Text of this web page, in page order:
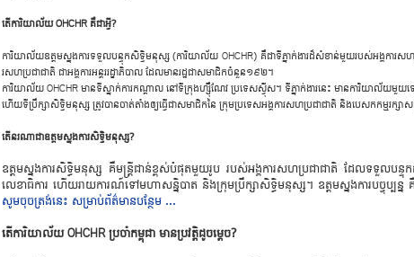
​តើ​ការិ​យាល័យ OHCHR ​គឺ​ជា​អ្វី?
ការិ​យាល័យឧត្តម​ស្នង​ការ​ទ​ទួល​បន្ទុក​សិទ្ធិ​ម​នុស្ស (​ការិ​យាល័យ OHCHR) ​គឺ​ជា​ទីភ្នាក់​ងារ​ដ៏​សំ​ខាន់​មួយ​របស់​អង្គ​កា​រស​ហប្
រស​ហប្រ​ជា​ជា​តិ ​ជា​អង្គ​ការ​អន្តរ​រដ្ឋាភិ​បាល ​ដែល​មា​នរដ្ឋ​ជា​សមាជិក​ចំ​នួន១៩២។
ការិ​យាល័យ OHCHR ​មាន​ទីស្នាក់​កា​រកណ្តាល ​នៅ​ទី​ក្រុងហ្ស៊ឺ​ណែវ ប្រ​ទេសស្វ៊ីស។ ​ទីភ្នាក់​ងារ​នេះ ​មាន​ការិ​យាល័យ​
ហើយ​ទីប្រឹក្សា​សិទ្ធិ​ម​នុស្ស ​ត្រូវ​បាន​ចាត់​តាំង​ឲ្យ​ធ្វើ​ជា​សមាជិក​នៃ ​ក្រុមប្រ​ទេស​អង្គ​កា​រស​ហប្រ​ជា​ជា​តិ ​និង​បេ​សក​កម្ម​រក្
​តើ​នរ​ណា​ជាឧត្តម​ស្នង​កា​រ​សិទ្ធិ​ម​នុស្ស?
ឧត្តម​ស្នង​កា​រ​សិទ្ធិ​ម​នុស្ស ​គឺ​មន្រ្តី​ជាន់​ខ្ពស់​បំ​ផុត​មួយ​រូប ​របស់​អង្គ​កា​រស​ហប្រ​ជា​ជា​តិ ​ដែល​ទ​ទួល​បន្
លេខាធិ​ការ ​ហើយ​រាយ​កា​រណ៍​ទៅ​ម​ហាសន្និ​បាត ​និង​ក្រុមប្រឹក្សា​សិទ្ធិ​ម​នុស្ស។ ឧត្តម​ស្នង​កា​របច្ចុប្ប
សូមចុ​ចត្រង់​នេះ ​សម្រាប់​ព័ត៌​មាន​បន្ថែម ...
​តើ​ការិ​យាល័យ OHCHR ប្រ​ចាំ​កម្ពុ​ជា ​មា​នប្រ​វត្តិ​ដូ​ចម្តេច?